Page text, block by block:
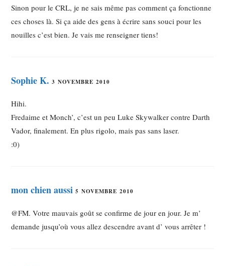
Sinon pour le CRL, je ne sais même pas comment ça fonctionne
ces choses là. Si ça aide des gens à écrire sans souci pour les
nouilles c’est bien. Je vais me renseigner tiens!
Sophie K. 3 NOVEMBRE 2010
Hihi.
Fredaime et Monch’, c’est un peu Luke Skywalker contre Darth
Vador, finalement. En plus rigolo, mais pas sans laser.
:0)
mon chien aussi 5 NOVEMBRE 2010
@FM. Votre mauvais goût se confirme de jour en jour. Je m’
demande jusqu’où vous allez descendre avant d’ vous arrêter !